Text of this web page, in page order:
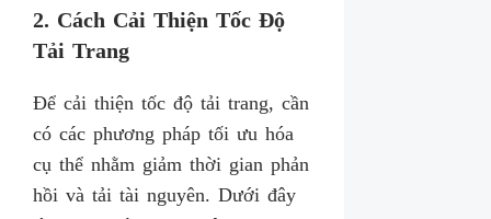
2. Cách Cải Thiện Tốc Độ
Tải Trang
Để cải thiện tốc độ tải trang, cần
có các phương pháp tối ưu hóa
cụ thể nhằm giảm thời gian phản
hồi và tải tài nguyên. Dưới đây